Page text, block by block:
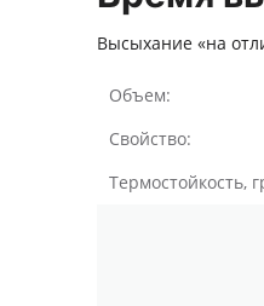
Высыхание «на
Объем:
Свойство:
Термостойкость,